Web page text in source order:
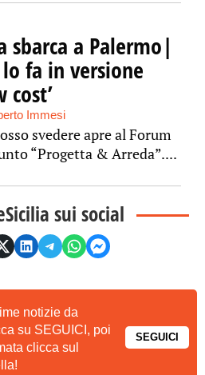
sbarca a Palermo|
fa in versione
cost’
Immesi
svedere apre al Forum
“Progetta & Arreda”....
sui social
notizie da
su SEGUICI, poi
clicca sul
SEGUICI